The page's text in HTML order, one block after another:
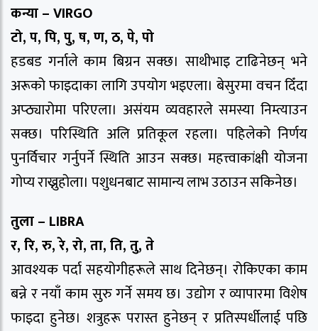
कन्या – VIRGO
टो, प, पि, पु, ष, ण, ठ, पे, पो
हडबड गर्नाले काम बिग्रन सक्छ। साथीभाइ टाढिनेछन् भने
अरूको फाइदाका लागि उपयोग भइएला। बेसुरमा वचन दिँदा
अप्ठ्यारोमा परिएला। असंयम व्यवहारले समस्या निम्त्याउन
सक्छ। परिस्थिति अलि प्रतिकूल रहला। पहिलेको निर्णय
पुनर्विचार गर्नुपर्ने स्थिति आउन सक्छ। महत्त्वाकांक्षी योजना
गोप्य राख्नुहोला। पशुधनबाट सामान्य लाभ उठाउन सकिनेछ।
तुला – LIBRA
र, रि, रु, रे, रो, ता, ति, तु, ते
आवश्यक पर्दा सहयोगीहरूले साथ दिनेछन्। रोकिएका काम
बन्ने र नयाँ काम सुरु गर्ने समय छ। उद्योग र व्यापारमा विशेष
फाइदा हुनेछ। शत्रुहरू परास्त हुनेछन् र प्रतिस्पर्धीलाई पछि